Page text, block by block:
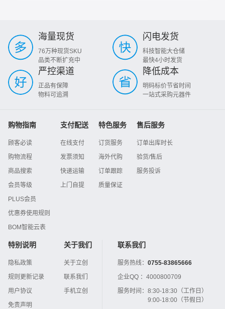
海量现货
76万种现货SKU
品类不断扩充中
闪电发货
科技智能大仓储
最快4小时发货
严控渠道
正品有保障
物料可追溯
降低成本
明码标价节省时间
一站式采购元器件
购物指南
顾客必读
购物流程
商品搜索
会员等级
PLUS会员
优惠券使用规则
BOM智能云表
支付配送
在线支付
发票须知
快递运输
上门自提
特色服务
订货服务
海外代购
订单跟踪
质量保证
售后服务
订单出库时长
验货/售后
服务投诉
特别说明
隐私政策
规则更新记录
用户协议
免责声明
关于我们
关于立创
联系我们
手机立创
联系我们
服务热线： 0755-83865666
企业QQ ： 4000800709
服务时间： 8:30-18:30（工作日）
9:00-18:00（节假日）